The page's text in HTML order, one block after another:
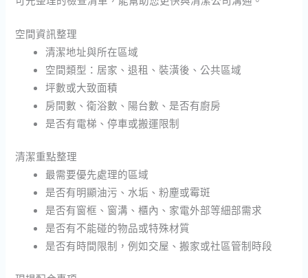
空間資訊整理
清潔地址與所在區域
空間類型：居家、退租、裝潢後、公共區域
坪數或大致面積
房間數、衛浴數、陽台數、是否有廚房
是否有電梯、停車或搬運限制
清潔重點整理
最需要優先處理的區域
是否有明顯油污、水垢、粉塵或霉斑
是否有窗框、窗溝、櫃內、家電外部等細部需求
是否有不能碰的物品或特殊材質
是否有時間限制，例如交屋、搬家或社區管制時段